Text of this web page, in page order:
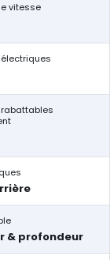
vitesse
rabattables
& profondeur